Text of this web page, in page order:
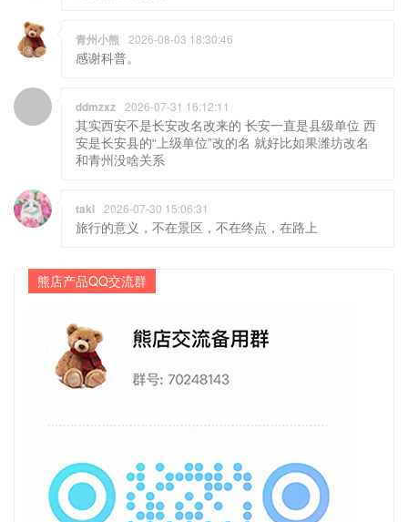
青州小熊 2026-08-03 18:30:46
感谢科普。
ddmzxz 2026-07-31 16:12:11
其实西安不是长安改名改来的 长安一直是县级单位 西
安是长安县的“上级单位”改的名 就好比如果潍坊改名
和青州没啥关系
taki 2026-07-30 15:06:31
旅行的意义，不在景区，不在终点，在路上
熊店产品QQ交流群